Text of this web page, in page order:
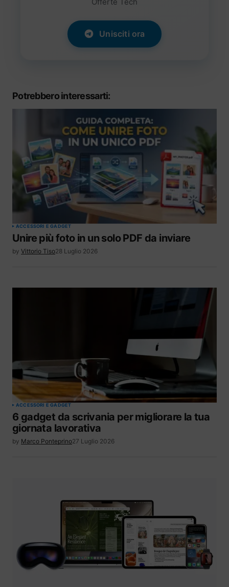
Unisciti ora
Potrebbero interessarti:
ACCESSORI E GADGET
Unire più foto in un solo PDF da inviare
by Vittorio Tiso28 Luglio 2026
ACCESSORI E GADGET
6 gadget da scrivania per migliorare la tua
giornata lavorativa
by Marco Ponteprino27 Luglio 2026